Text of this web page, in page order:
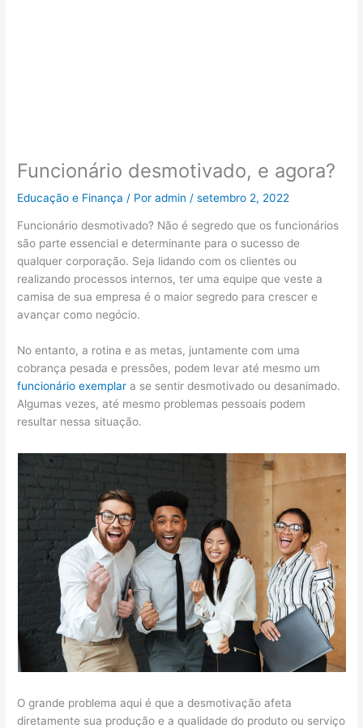
Funcionário desmotivado, e agora?
Educação e Finança / Poradmin /setembro 2, 2022
Funcionário desmotivado? Não é segredo que os funcionários
são parte essencial e determinante para o sucesso de
qualquer corporação. Seja lidando com os clientes ou
realizando processos internos, ter uma equipe que veste a
camisa de sua empresa é o maior segredo para crescer e
avançar como negócio.
No entanto, a rotina e as metas, juntamente com uma
cobrança pesada e pressões, podem levar até mesmo um
funcionário exemplar a se sentir desmotivado ou desanimado.
Algumas vezes, até mesmo problemas pessoais podem
resultar nessa situação.
O grande problema aqui é que a desmotivação afeta
diretamente sua produção e a qualidade do produto ou serviço